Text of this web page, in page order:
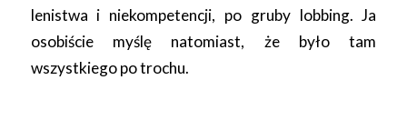
lenistwa i niekompetencji, po gruby lobbing. Ja
osobiście myślę natomiast, że było tam
wszystkiego po trochu.